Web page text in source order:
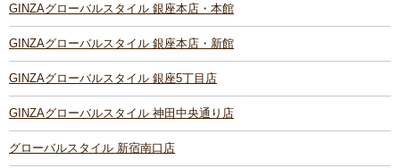
GINZAグローバルスタイル 銀座本店・本館
GINZAグローバルスタイル 銀座本店・新館
GINZAグローバルスタイル 銀座5丁目店
GINZAグローバルスタイル 神田中央通り店
グローバルスタイル 新宿南口店